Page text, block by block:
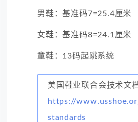
男鞋：基准码7=25.4厘米
女鞋：基准码8=24.1厘米
童鞋：13码起跳系统
美国鞋业联合会技术文
https://
standards